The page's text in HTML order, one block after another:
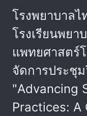
โรงพยาบาล
โรงเรียนพย
แพทยศาสตร์
จัดการประชุม
"Advancing
Practices: A